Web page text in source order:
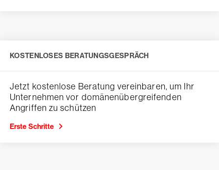
KOSTENLOSES BERATUNGSGESPRÄCH
Jetzt kostenlose Beratung vereinbaren, um Ihr
Unternehmen vor domänenübergreifenden
Angriffen zu schützen
Erste Schritte